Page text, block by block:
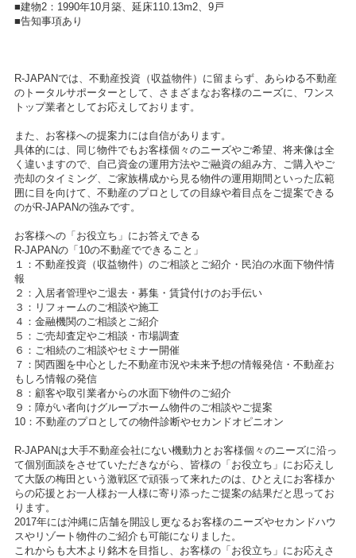
■建物2：1990年10月築、延床110.13m2、9戸
■告知事項あり
R-JAPANでは、不動産投資（収益物件）に留まらず、あらゆる不動産
のトータルサポーターとして、さまざまなお客様のニーズに、ワンス
トップ業者としてお応えしております。
また、お客様への提案力には自信があります。
具体的には、同じ物件でもお客様個々のニーズやご希望、将来像は全
く違いますので、自己資金の運用方法やご融資の組み方、ご購入やご
売却のタイミング、ご家族構成から見る物件の運用期間といった広範
囲に目を向けて、不動産のプロとしての目線や着目点をご提案できる
のがR-JAPANの強みです。
お客様への「お役立ち」にお答えできる
R-JAPANの「10の不動産でできること」
１：不動産投資（収益物件）のご相談とご紹介・民泊の水面下物件情
報
２：入居者管理やご退去・募集・賃貸付けのお手伝い
３：リフォームのご相談や施工
４：金融機関のご相談とご紹介
５：ご売却査定やご相談・市場調査
６：ご相続のご相談やセミナー開催
７：関西圏を中心とした不動産市況や未来予想の情報発信・不動産お
もしろ情報の発信
８：顧客や取引業者からの水面下物件のご紹介
９：障がい者向けグループホーム物件のご相談やご提案
10：不動産のプロとしての物件診断やセカンドオピニオン
R-JAPANは大手不動産会社にない機動力とお客様個々のニーズに沿っ
て個別面談をさせていただきながら、皆様の「お役立ち」にお応えし
て大阪の梅田という激戦区で頑張って来れたのは、ひとえにお客様か
らの応援とお一人様お一人様に寄り添ったご提案の結果だと思ってお
ります。
2017年には沖縄に店舗を開設し更なるお客様のニーズやセカンドハウ
スやリゾート物件のご紹介も可能になりました。
これからも大木より銘木を目指し、お客様の「お役立ち」にお応えさ